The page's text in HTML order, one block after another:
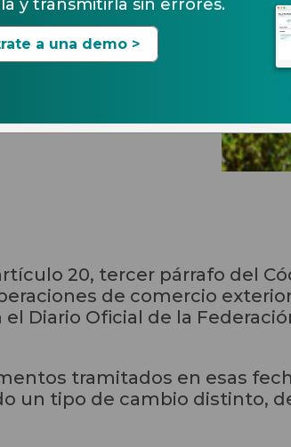
16.05.2017
20, tercer párrafo del
de comercio
el Diario Oficial de la
tramitados en esas
un tipo de cambio distinto,
y transmitirla sin errores.
a una demo >